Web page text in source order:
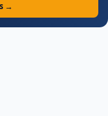
→